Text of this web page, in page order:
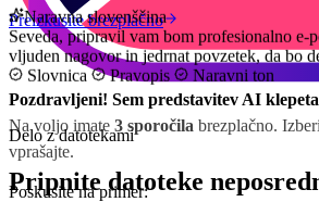
Pozdravljeni! Sem predstavitev AI
Na voljo imate 3 sporočila brezplačno.
vprašajte.
Poskusite na primer:
Preizkusite brezplačno
Naravna slovenščina
Seveda, pripravil vam bom profesionalno e-
vljuden nagovor in jedrnat povzetek, da bo
Slovnica
Pravopis Naravni ton
Delo z datotekami
Pripnite datoteke